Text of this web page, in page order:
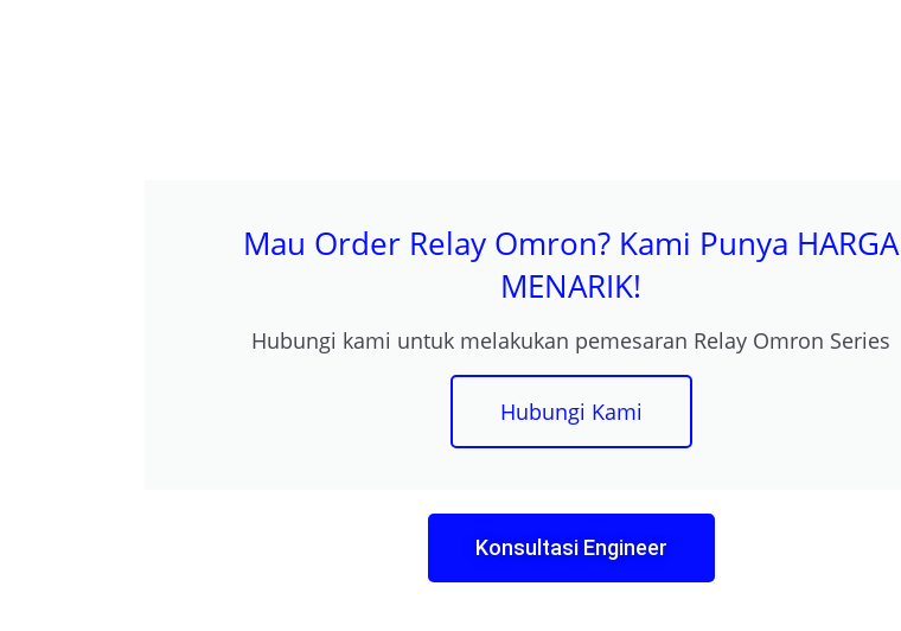
Mau Order Relay Omron? Kami Punya HARGA
MENARIK!
Hubungi kami untuk melakukan pemesaran Relay Omron Series
Hubungi Kami
Konsultasi Engineer